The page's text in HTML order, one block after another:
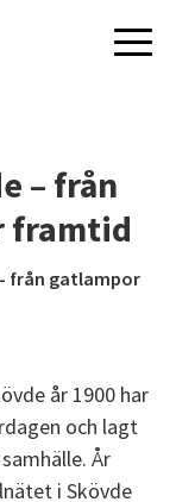
– från
framtid
från gatlampor
år 1900 har
och lagt
År
i Skövde